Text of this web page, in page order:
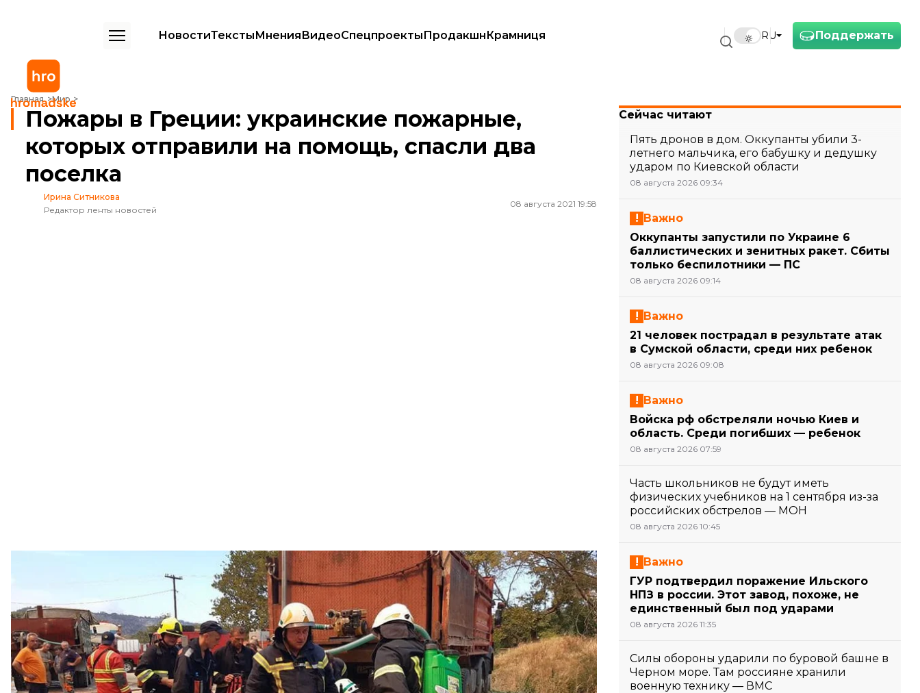
Поддержать
RU
НовостиТекстыМненияВидеоСпецпроектыПродакшнКрамниця
Главная Мир
Пожары в Греции: украинские пожарные, которых отправили на помощь, спасли два поселка
Пожары в Греции: украинские пожарные,
которых отправили на помощь, спасли два
поселка
Ирина Ситникова
Редактор ленты новостей
08 августа 2021 19:58
Украинские пожарные, которых отправили на помощь, спасли два поселка
ГСЧС Украины
Сотня украинских спасателей, которых отправили в Грецию для помощи с ликвидацией массовых
лесных пожаров, боролись с огнем на территории Спатари и спасли два поселка.
Об этом
сообщилив Государственной службе по чрезвычайным ситуациям Украины.
В течение 7 августе сведенный отряд украинских спасателей ликвидировал отдельные очаги
пожара по фронту 2 250 метров, глубиной до 200 метров.
Сейчас читают
Пять дронов в дом. Оккупанты убили 3-
летнего мальчика, его бабушку и дедушку
ударом по Киевской области
08 августа 2026 09:34
Важно
Оккупанты запустили по Украине 6
баллистических и зенитных ракет. Сбиты
только беспилотники — ПС
08 августа 2026 09:14
Важно
21 человек пострадал в результате атак
в Сумской области, среди них ребенок
08 августа 2026 09:08
Важно
Войска рф обстреляли ночью Киев и
область. Среди погибших — ребенок
08 августа 2026 07:59
Часть школьников не будут иметь
физических учебников на 1 сентября из-за
российских обстрелов — МОН
08 августа 2026 10:45
Важно
ГУР подтвердил поражение Ильского
НПЗ в россии. Этот завод, похоже, не
единственный был под ударами
08 августа 2026 11:35
Силы обороны ударили по буровой башне в
Черном море. Там россияне хранили
военную технику — ВМС